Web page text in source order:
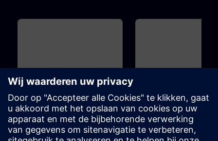
Overview of Digitalization in
the Process Automation
This course introduces you to the
digitalization concept and
Overview of SIMIT and
for Process Automation
Introduction to the
simulation platform for